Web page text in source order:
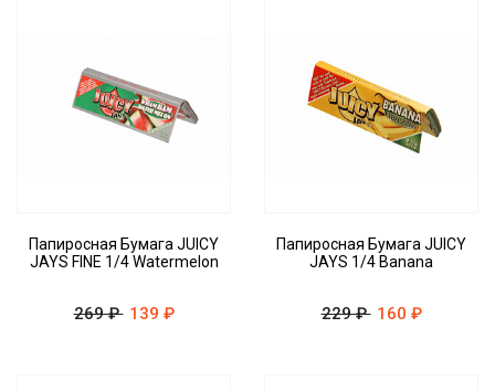
Папиросная Бумага JUICY
JAYS FINE 1/4 Watermelon
269 ₽ 139 ₽
Папиросная Бумага JUICY
JAYS 1/4 Banana
229 ₽ 160 ₽